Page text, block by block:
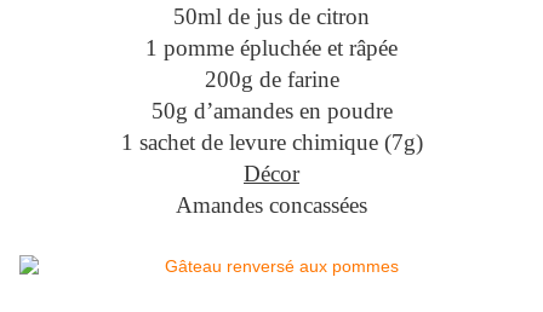
50ml de jus de citron
1 pomme épluchée et râpée
200g de farine
50g d’amandes en poudre
1 sachet de levure chimique (7g)
Décor
Amandes concassées